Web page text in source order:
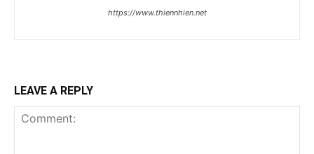
https://www.thiennhien.net
LEAVE A REPLY